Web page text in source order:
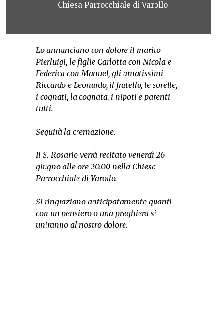
Chiesa Parrocchiale di Varollo
Lo annunciano con dolore il marito
Pierluigi, le figlie Carlotta con Nicola e
Federica con Manuel, gli amatissimi
Riccardo e Leonardo, il fratello, le sorelle,
i cognati, la cognata, i nipoti e parenti
tutti.
Seguirà la cremazione.
Il S. Rosario verrà recitato venerdì 26
giugno alle ore 20.00 nella Chiesa
Parrocchiale di Varollo.
Si ringraziano anticipatamente quanti
con un pensiero o una preghiera si
uniranno al nostro dolore.